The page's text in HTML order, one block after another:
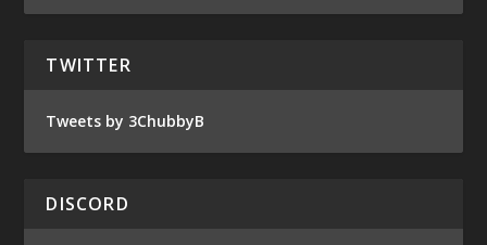
TWITTER
Tweets by 3ChubbyB
DISCORD